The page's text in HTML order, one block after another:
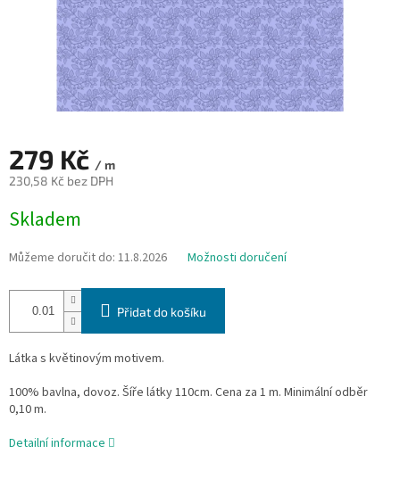
279 Kč / m
230,58 Kč bez DPH
cena:
Skladem
Můžeme doručit do: 11.8.2026 Možnosti doručení
Přidat do košíku
Látka s květinovým motivem.
100% bavlna, dovoz. Šíře látky 110cm. Cena za 1 m. Minimální odběr
0,10 m.
Detailní informace